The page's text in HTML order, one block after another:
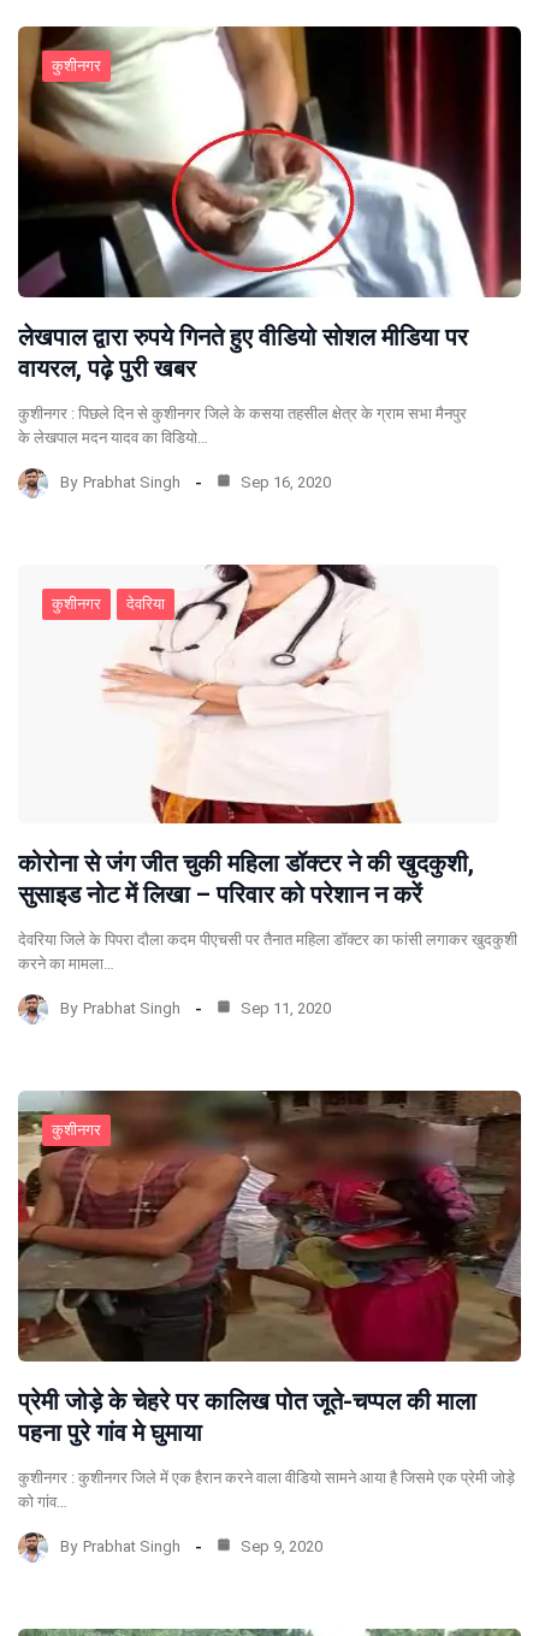
कुशीनगर
लेखपाल द्वारा रुपये गिनते हुए वीडियो सोशल मीडिया पर
वायरल, पढ़े पुरी खबर
कुशीनगर : पिछले दिन से कुशीनगर जिले के कसया तहसील क्षेत्र के ग्राम सभा मैनपुर
के लेखपाल मदन यादव का विडियो…
By Prabhat Singh Sep 16, 2020
कुशीनगर देवरिया
कोरोना से जंग जीत चुकी महिला डॉक्टर ने की खुदकुशी,
सुसाइड नोट में लिखा – परिवार को परेशान न करें
देवरिया जिले के पिपरा दौला कदम पीएचसी पर तैनात महिला डॉक्टर का फांसी लगाकर खुदकुशी
करने का मामला…
By Prabhat Singh Sep 11, 2020
कुशीनगर
प्रेमी जोड़े के चेहरे पर कालिख पोत जूते-चप्पल की माला
पहना पुरे गांव मे घुमाया
कुशीनगर : कुशीनगर जिले में एक हैरान करने वाला वीडियो सामने आया है जिसमे एक प्रेमी जोड़े
को गांव…
By Prabhat Singh Sep 9, 2020